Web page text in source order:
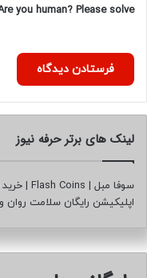
you human? Please solve:
لینک های برتر حرفه نیوز
سوفا مبل |
Flash Coins
| خرید
اپلیکیشن رایگان سلامت روان